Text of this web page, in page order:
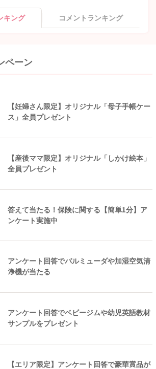
キング コメントランキング
ペーン
【妊婦さん限定】オリジナル「母子手帳ケー
ス」全員プレゼント
【産後ママ限定】オリジナル「しかけ絵本」
全員プレゼント
答えて当たる！保険に関する【簡単1分】ア
ンケート実施中
アンケート回答でバルミューダや加湿空気清
浄機が当たる
アンケート回答でベビージムや幼児英語教材
サンプルをプレゼント
【エリア限定】アンケート回答で豪華賞品が